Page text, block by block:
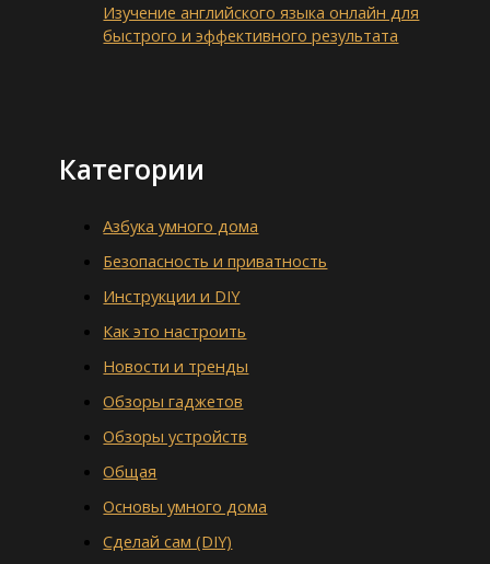
Изучение английского языка онлайн для
быстрого и эффективного результата
Категории
Азбука умного дома
Безопасность и приватность
Инструкции и DIY
Как это настроить
Новости и тренды
Обзоры гаджетов
Обзоры устройств
Общая
Основы умного дома
Сделай сам (DIY)